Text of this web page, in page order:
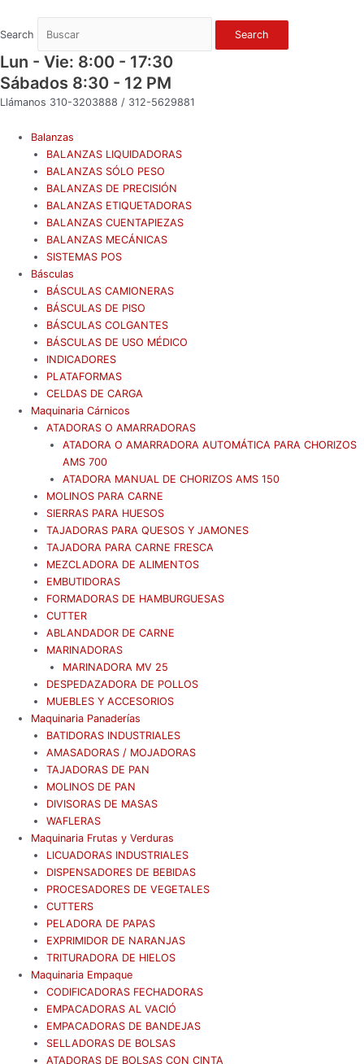
contenido
Search Search
Lun - Vie: 8:00 - 17:30
Sábados 8:30 - 12 PM
Llámanos 310-3203888 / 312-5629881
Balanzas
BALANZAS LIQUIDADORAS
BALANZAS SÓLO PESO
BALANZAS DE PRECISIÓN
BALANZAS ETIQUETADORAS
BALANZAS CUENTAPIEZAS
BALANZAS MECÁNICAS
SISTEMAS POS
Básculas
BÁSCULAS CAMIONERAS
BÁSCULAS DE PISO
BÁSCULAS COLGANTES
BÁSCULAS DE USO MÉDICO
INDICADORES
PLATAFORMAS
CELDAS DE CARGA
Maquinaria Cárnicos
ATADORAS O AMARRADORAS
ATADORA O AMARRADORA AUTOMÁTICA PARA CHORIZOS
AMS 700
ATADORA MANUAL DE CHORIZOS AMS 150
MOLINOS PARA CARNE
SIERRAS PARA HUESOS
TAJADORAS PARA QUESOS Y JAMONES
TAJADORA PARA CARNE FRESCA
MEZCLADORA DE ALIMENTOS
EMBUTIDORAS
FORMADORAS DE HAMBURGUESAS
CUTTER
ABLANDADOR DE CARNE
MARINADORAS
MARINADORA MV 25
DESPEDAZADORA DE POLLOS
MUEBLES Y ACCESORIOS
Maquinaria Panaderías
BATIDORAS INDUSTRIALES
AMASADORAS / MOJADORAS
TAJADORAS DE PAN
MOLINOS DE PAN
DIVISORAS DE MASAS
WAFLERAS
Maquinaria Frutas y Verduras
LICUADORAS INDUSTRIALES
DISPENSADORES DE BEBIDAS
PROCESADORES DE VEGETALES
CUTTERS
PELADORA DE PAPAS
EXPRIMIDOR DE NARANJAS
TRITURADORA DE HIELOS
Maquinaria Empaque
CODIFICADORAS FECHADORAS
EMPACADORAS AL VACIÓ
EMPACADORAS DE BANDEJAS
SELLADORAS DE BOLSAS
ATADORAS DE BOLSAS CON CINTA